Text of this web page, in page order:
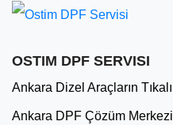
OSTIM DPF SERVISI
Ankara Dizel Araçların
Ankara DPF Çözüm